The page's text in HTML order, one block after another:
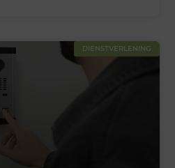
DIENSTVERLENING